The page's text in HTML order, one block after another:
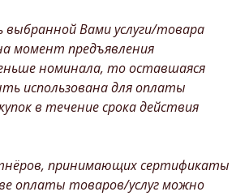
выбранной Вами услуги/товара
момент предъявления
номинала, то оставшаяся
использована для оплаты
в течение срока действия
принимающих сертификаты
оплаты товаров/услуг можно